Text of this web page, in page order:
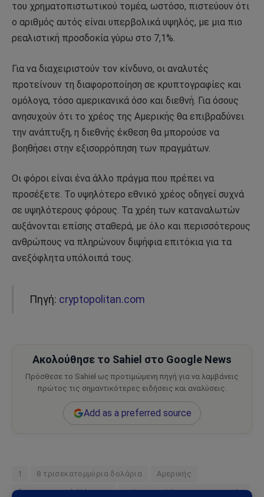
του χρηματοπιστωτικού τομέα, ωστόσο, πιστεύουν ότι
ο αριθμός αυτός είναι υπερβολικά υψηλός, με μια πιο
ρεαλιστική προσδοκία γύρω στο 7,1%.
Για να διαχειριστούν τον κίνδυνο, οι αναλυτές
προτείνουν τη διαφοροποίηση σε κρυπτογραφίες και
ομόλογα, τόσο αμερικανικά όσο και διεθνή. Για όσους
ανησυχούν ότι το χρέος της Αμερικής θα επιβραδύνει
την ανάπτυξη, η διεθνής έκθεση θα μπορούσε να
βοηθήσει στην εξισορρόπηση των πραγμάτων.
Οι φόροι είναι ένα άλλο πράγμα που πρέπει να
προσέξετε. Το υψηλότερο εθνικό χρέος οδηγεί συχνά
σε υψηλότερους φόρους. Τα χρέη των καταναλωτών
αυξάνονται επίσης σταθερά, με όλο και περισσότερους
ανθρώπους να πληρώνουν διψήφια επιτόκια για τα
ανεξόφλητα υπόλοιπά τους.
Πηγή: cryptopolitan.com
Ακολούθησε το Sahiel στο Google News
Πρόσθεσε το Sahiel ως προτιμώμενη πηγή για να λαμβάνεις
πρώτος τις σημαντικότερες ειδήσεις και αναλύσεις.
Add as a preferred source
1 8 τρισεκατομμύρια δολάρια Αμερικής
δημοσιονομικό έλλειμμα τρίτο μεγαλύτερο στην ιστορία